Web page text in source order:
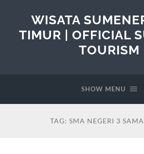
WISATA
TIMUR | OFFICIAL
TOURISM
SHOW MENU
TAG: SMA NEGERI 3